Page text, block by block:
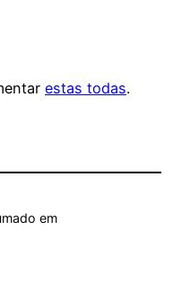
estas todas.
em